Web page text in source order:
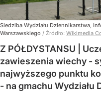
Siedziba Wydziału Dziennikarstwa,
Warszawskiego / Źródło: Wikimedia
Z PÓŁDYSTANSU |
zawieszenia wiechy -
najwyższego punktu
- na gmachu